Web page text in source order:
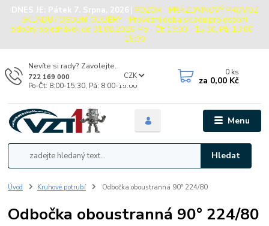
DNES JE: Pátek 7. Srpna, 2026 | POZOR - PRÁZDNINOVÝ PROVOZ
SKLADU / OSOBNÍ ODBĚRY - Provozní doba skladu pro osobní
odběry objednávek do 31.08.2026: Po - Čt: 13:00 - 15:30, Pá: 13:00 -
15:00
Menu
CZK
Hledat
Nevíte si rady? Zavolejte.
722 169 000
Po-Čt: 8:00-15:30, Pá: 8:00-15:00
0 ks
za 0,00 Kč
Úvod Kruhové potrubí Odbočka oboustranná 90° 224/80
Odbočka oboustranná 90° 224/80